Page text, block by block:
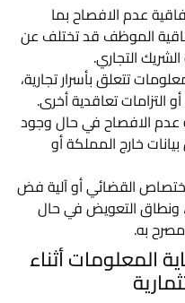
عدم الافصاح بما
الموظف قد تختلف عن
التجاري.
تتعلق بأسرار تجارية،
التزامات تعاقدية أخرى.
عدم الافصاح في حال وجود
خارج المملكة أو
القضائي أو آلية فض
ونطاق التعويض في حال
به.
المعلومات أثناء